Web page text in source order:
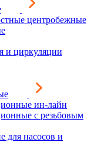
центробежные
и циркуляции
ин-лайн
с резьбовым
для насосов и